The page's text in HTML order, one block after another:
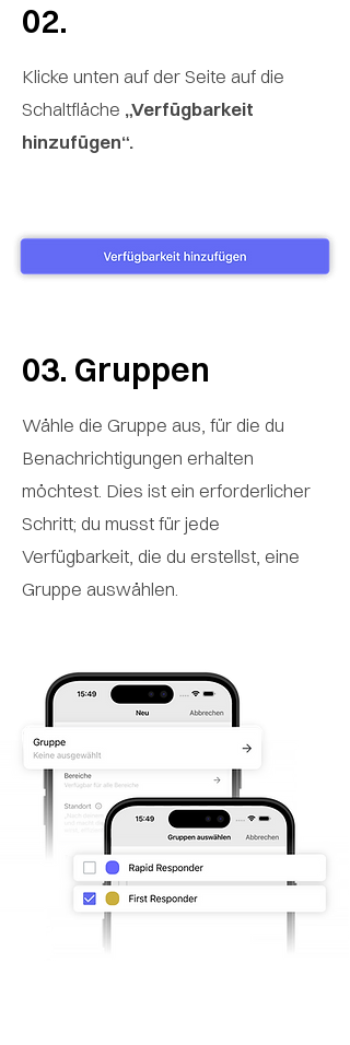
02.
Klicke unten auf der Seite auf die
Schaltfläche „Verfügbarkeit
hinzufügen“.
03. Gruppen
Wähle die Gruppe aus, für die du
Benachrichtigungen erhalten
möchtest. Dies ist ein erforderlicher
Schritt; du musst für jede
Verfügbarkeit, die du erstellst, eine
Gruppe auswählen.